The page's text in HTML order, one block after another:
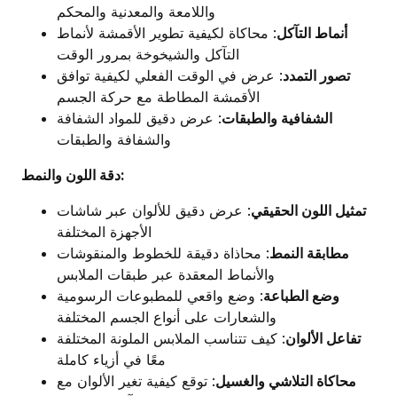
واللامعة والمعدنية والمحكم
أنماط التآكل: محاكاة لكيفية تطوير الأقمشة لأنماط
التآكل والشيخوخة بمرور الوقت
تصور التمدد: عرض في الوقت الفعلي لكيفية توافق
الأقمشة المطاطة مع حركة الجسم
الشفافية والطبقات: عرض دقيق للمواد الشفافة
والشفافة والطبقات
دقة اللون والنمط:
تمثيل اللون الحقيقي: عرض دقيق للألوان عبر شاشات
الأجهزة المختلفة
مطابقة النمط: محاذاة دقيقة للخطوط والمنقوشات
والأنماط المعقدة عبر طبقات الملابس
وضع الطباعة: وضع واقعي للمطبوعات الرسومية
والشعارات على أنواع الجسم المختلفة
تفاعل الألوان: كيف تتناسب الملابس الملونة المختلفة
معًا في أزياء كاملة
محاكاة التلاشي والغسيل: توقع كيفية تغير الألوان مع